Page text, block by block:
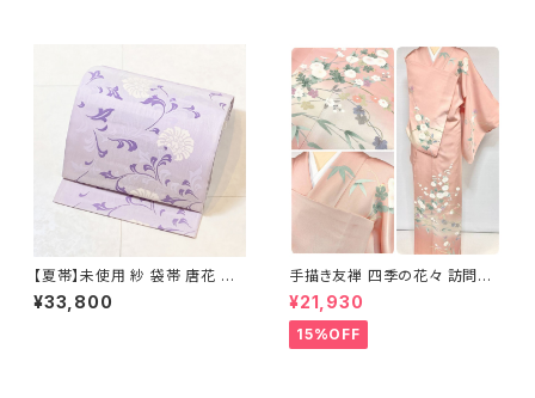
【夏帯】未使用 紗 袋帯 唐花 正
絹 紫 白 淡藤色 729
¥33,800
手描き友禅 四季の花々 訪問着
袷 正絹 サーモンピンク クリー
ム 白 桃花色 1434
¥21,930
15%OFF